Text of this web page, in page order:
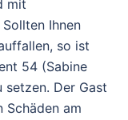
mit
Ihnen
so ist
54 (Sabine
setzen. Der Gast
am